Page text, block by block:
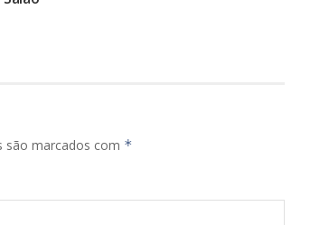
são marcados com *